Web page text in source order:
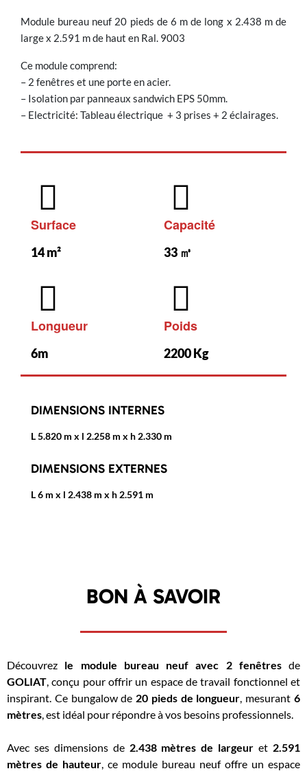
Module bureau neuf 20 pieds de 6 m de long x 2.438 m de
large x 2.591 m de haut en Ral. 9003
Ce module comprend:
– 2 fenêtres et une porte en acier.
– Isolation par panneaux sandwich EPS 50mm.
– Electricité: Tableau électrique + 3 prises + 2 éclairages.
Surface
14 m²
Capacité
33 ㎥
Longueur
6m
Poids
2200 Kg
DIMENSIONS INTERNES
L 5.820 m x l 2.258 m x h 2.330 m
DIMENSIONS EXTERNES
L 6 m x l 2.438 m x h 2.591 m
BON À SAVOIR
Découvrez le module bureau neuf avec 2 fenêtresde
GOLIAT, conçu pour offrir un espace de travail fonctionnel et
inspirant. Ce bungalow de 20 pieds de longueur, mesurant6
mètres, est idéal pour répondre à vos besoins professionnels.
Avec ses dimensions de 2.438 mètres de largeur et 2.591
mètres de hauteur, ce module bureau neuf offre un espace